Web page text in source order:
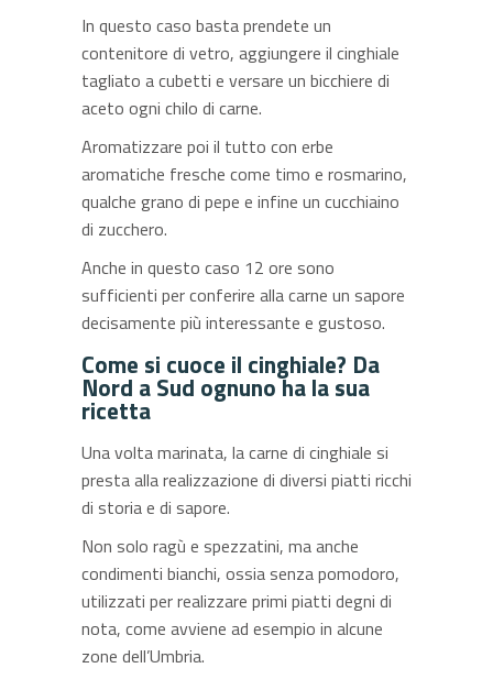
In questo caso basta prendete un
contenitore di vetro, aggiungere il cinghiale
tagliato a cubetti e versare un bicchiere di
aceto ogni chilo di carne.
Aromatizzare poi il tutto con erbe
aromatiche fresche come timo e rosmarino,
qualche grano di pepe e infine un cucchiaino
di zucchero.
Anche in questo caso 12 ore sono
sufficienti per conferire alla carne un sapore
decisamente più interessante e gustoso.
Come si cuoce il cinghiale? Da
Nord a Sud ognuno ha la sua
ricetta
Una volta marinata, la carne di cinghiale si
presta alla realizzazione di diversi piatti ricchi
di storia e di sapore.
Non solo ragù e spezzatini, ma anche
condimenti bianchi, ossia senza pomodoro,
utilizzati per realizzare primi piatti degni di
nota, come avviene ad esempio in alcune
zone dell’Umbria.